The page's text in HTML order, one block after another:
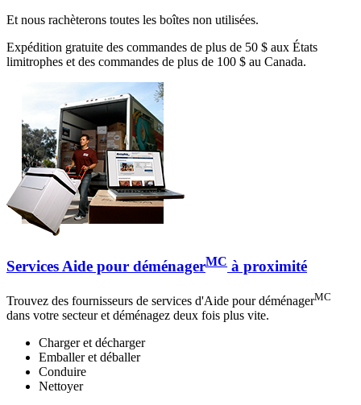
Et nous rachèterons toutes les boîtes non utilisées.
Expédition gratuite des commandes de plus de 50 $ aux États
limitrophes et des commandes de plus de 100 $ au Canada.
Services Aide pour déménagerMC à proximité
Trouvez des fournisseurs de services d'Aide pour déménagerMC
dans votre secteur et déménagez deux fois plus vite.
Charger et décharger
Emballer et déballer
Conduire
Nettoyer